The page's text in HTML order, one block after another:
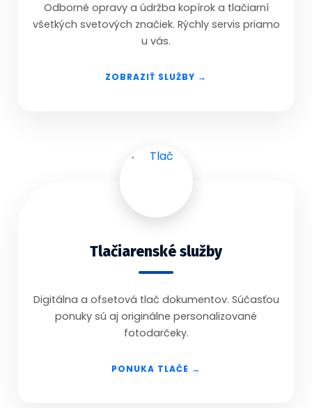
Odborné opravy a údržba kopírok a tlačiarní
všetkých svetových značiek. Rýchly servis priamo
u vás.
ZOBRAZIŤ SLUŽBY →
Tlačiarenské služby
Digitálna a ofsetová tlač dokumentov. Súčasťou
ponuky sú aj originálne personalizované
fotodarčeky.
PONUKA TLAČE →